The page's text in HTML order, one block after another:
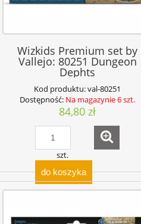
Wizkids Premium set by
Vallejo: 80251 Dungeon
Dephts
Kod produktu:val-80251
Dostępność: Na magazynie 6 szt.
84,80 zł
szt.
do koszyka